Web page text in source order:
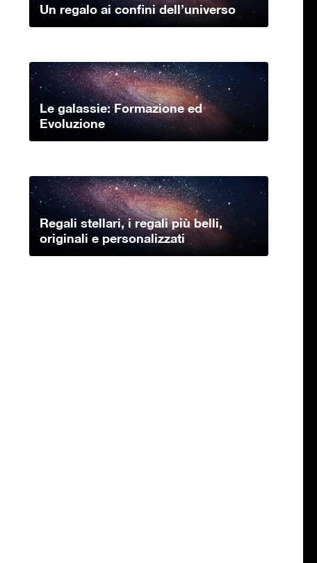
Un regalo ai confini dell’universo
Le galassie: Formazione ed
Evoluzione
Regali stellari, i regali più belli,
originali e personalizzati